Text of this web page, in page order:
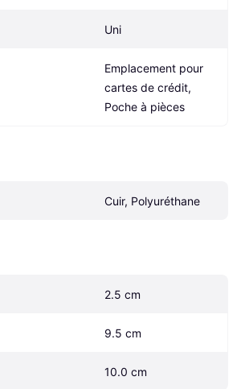
Uni
Emplacement pour
cartes de crédit,
Poche à pièces
Cuir, Polyuréthane
2.5 cm
9.5 cm
10.0 cm